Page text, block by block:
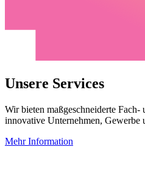
Unsere Services
Wir bieten maßgeschneiderte Fach-
innovative Unternehmen, Gewerbe
Mehr Information